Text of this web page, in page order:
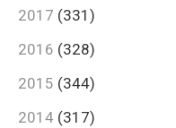
2017 (331)
2016 (328)
2015 (344)
2014 (317)